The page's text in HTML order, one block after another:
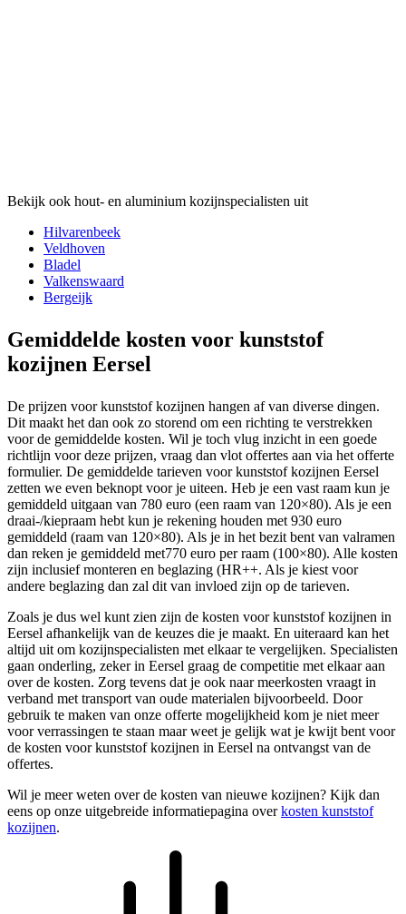
Bekijk ook hout- en aluminium kozijnspecialisten uit
Hilvarenbeek
Veldhoven
Bladel
Valkenswaard
Bergeijk
Gemiddelde kosten voor kunststof
kozijnen Eersel
De prijzen voor kunststof kozijnen hangen af van diverse dingen.
Dit maakt het dan ook zo storend om een richting te verstrekken
voor de gemiddelde kosten. Wil je toch vlug inzicht in een goede
richtlijn voor deze prijzen, vraag dan vlot offertes aan via het offerte
formulier. De gemiddelde tarieven voor kunststof kozijnen Eersel
zetten we even beknopt voor je uiteen. Heb je een vast raam kun je
gemiddeld uitgaan van 780 euro (een raam van 120×80). Als je een
draai-/kiepraam hebt kun je rekening houden met 930 euro
gemiddeld (raam van 120×80). Als je in het bezit bent van valramen
dan reken je gemiddeld met770 euro per raam (100×80). Alle kosten
zijn inclusief monteren en beglazing (HR++. Als je kiest voor
andere beglazing dan zal dit van invloed zijn op de tarieven.
Zoals je dus wel kunt zien zijn de kosten voor kunststof kozijnen in
Eersel afhankelijk van de keuzes die je maakt. En uiteraard kan het
altijd uit om kozijnspecialisten met elkaar te vergelijken. Specialisten
gaan onderling, zeker in Eersel graag de competitie met elkaar aan
over de kosten. Zorg tevens dat je ook naar meerkosten vraagt in
verband met transport van oude materialen bijvoorbeeld. Door
gebruik te maken van onze offerte mogelijkheid kom je niet meer
voor verrassingen te staan maar weet je gelijk wat je kwijt bent voor
de kosten voor kunststof kozijnen in Eersel na ontvangst van de
offertes.
Wil je meer weten over de kosten van nieuwe kozijnen? Kijk dan
eens op onze uitgebreide informatiepagina overkosten kunststof
kozijnen.